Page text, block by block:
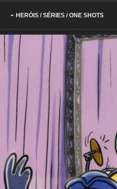
HERÓIS / SÉRIES / ONE SHOTS